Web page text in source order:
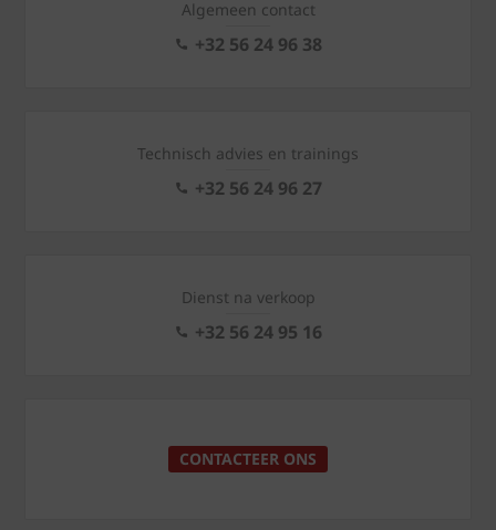
Algemeen contact
+32 56 24 96 38
Technisch advies en trainings
+32 56 24 96 27
Dienst na verkoop
+32 56 24 95 16
CONTACTEER ONS